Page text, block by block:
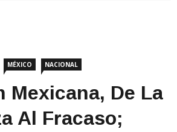
MÉXICO NACIONAL
Mexicana, De La
Al Fracaso;